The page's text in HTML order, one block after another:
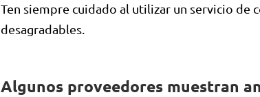
Ten siempre cuidado al utilizar un servicio de
desagradables.
Algunos proveedores muestran